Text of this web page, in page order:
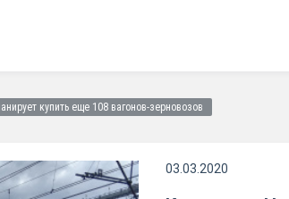
купить еще 108 вагонов-зерновозов
03.03.2020